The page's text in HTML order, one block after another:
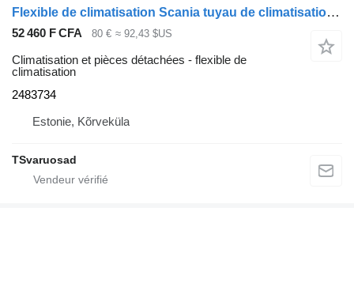
Flexible de climatisation Scania tuyau de climatisation 2483734 pour tracteur routier Scania R410
52 460 F CFA 80 € ≈ 92,43 $US
Climatisation et pièces détachées - flexible de
climatisation
2483734
Estonie, Kõrveküla
TSvaruosad